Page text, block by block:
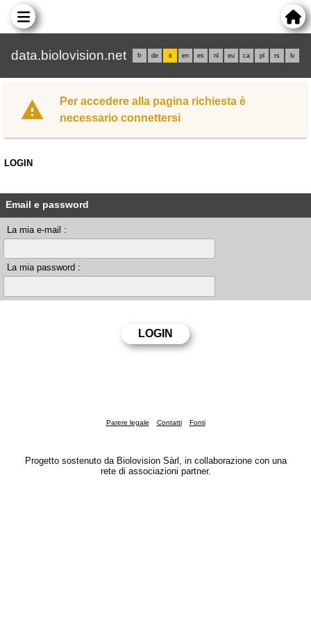
data.biolovision.net fr de it en es nl eu ca pl rs lv
Per accedere alla pagina richiesta è
necessario connettersi
LOGIN
Email e password
La mia e-mail :
La mia password :
Parere legale Contatti Fonti
Progetto sostenuto da Biolovision Sàrl, in collaborazione con una
rete di associazioni partner.